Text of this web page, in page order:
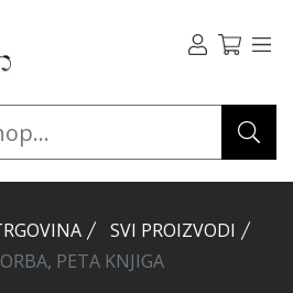
SVI PROIZVODI
PETA KNJIGA